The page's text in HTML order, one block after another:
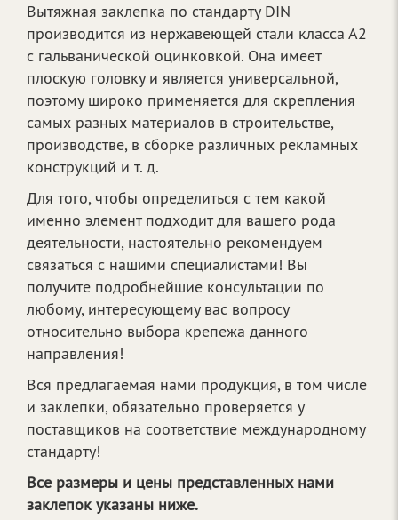
Вытяжная заклепка по стандарту DIN
производится из нержавеющей стали класса А2
с гальванической оцинковкой. Она имеет
плоскую головку и является универсальной,
поэтому широко применяется для скрепления
самых разных материалов в строительстве,
производстве, в сборке различных рекламных
конструкций и т. д.
Для того, чтобы определиться с тем какой
именно элемент подходит для вашего рода
деятельности, настоятельно рекомендуем
связаться с нашими специалистами! Вы
получите подробнейшие консультации по
любому, интересующему вас вопросу
относительно выбора крепежа данного
направления!
Вся предлагаемая нами продукция, в том числе
и заклепки, обязательно проверяется у
поставщиков на соответствие международному
стандарту!
Все размеры и цены представленных нами
заклепок указаны ниже.